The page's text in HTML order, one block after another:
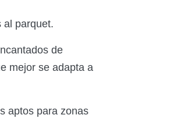
al parquet.
de
mejor se adapta a
aptos para zonas